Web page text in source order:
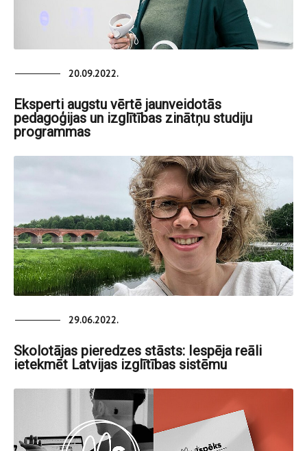
20.09.2022.
Eksperti augstu vērtē jaunveidotās
pedagoģijas un izglītības zinātņu studiju
programmas
29.06.2022.
Skolotājas pieredzes stāsts: Iespēja reāli
ietekmēt Latvijas izglītības sistēmu